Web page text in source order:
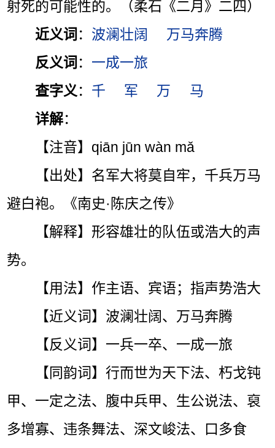
射死的可能性的。（柔石《二月》二四）
近义词 ： 波澜壮阔
万马奔腾
反义词 ： 一成一旅
查字义 ： 千 军 万
马
详解：
【注音】qiān jūn wàn mǎ
【出处】名军大将莫自牢，千兵万马
避白袍。《南史·陈庆之传》
【解释】形容雄壮的队伍或浩大的声
势。
【用法】作主语、宾语；指声势浩大
【近义词】波澜壮阔、万马奔腾
【反义词】一兵一卒、一成一旅
【同韵词】行而世为天下法、朽戈钝
甲、一定之法、腹中兵甲、生公说法、裒
多增寡、违条舞法、深文峻法、口多食